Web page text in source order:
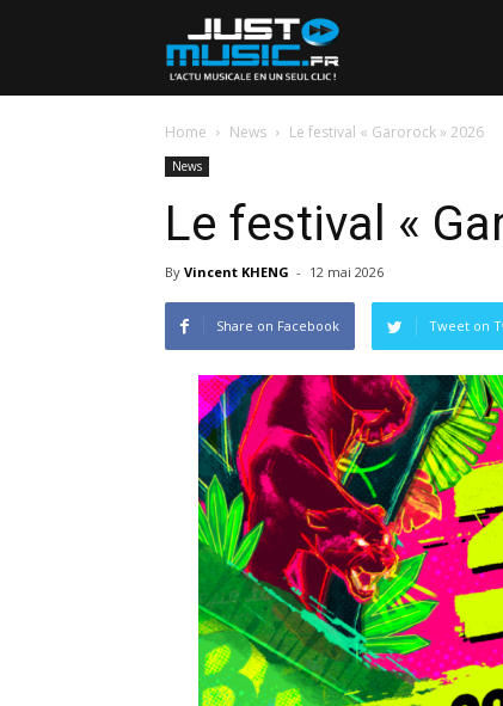
Home News Le festival « Garorock » 2026
News
Le festival «
By Vincent KHENG - 12 mai 2026
Share on Facebook Tweet on